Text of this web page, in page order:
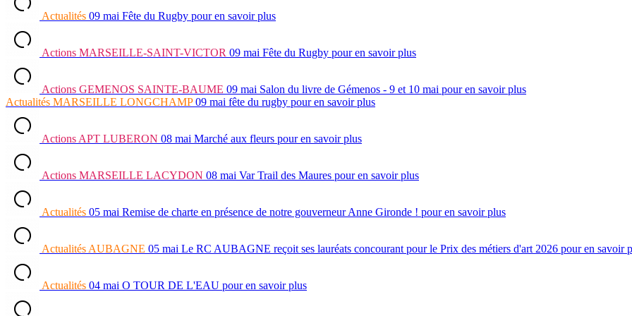
Actualités 09 mai Fête du Rugby pour en savoir plus
Actions MARSEILLE-SAINT-VICTOR 09 mai Fête du Rugby pour en savoir plus
Actions GEMENOS SAINTE-BAUME 09 mai Salon du livre de Gémenos - 9 et 10 mai pour en savoir plus
Actualités MARSEILLE LONGCHAMP 09 mai fête du rugby pour en savoir plus
Actions APT LUBERON 08 mai Marché aux fleurs pour en savoir plus
Actions MARSEILLE LACYDON 08 mai Var Trail des Maures pour en savoir plus
Actualités 05 mai Remise de charte en présence de notre gouverneur Anne Gironde ! pour en savoir plus
Actualités AUBAGNE 05 mai Le RC AUBAGNE reçoit ses lauréats concourant pour le Prix des métiers d'art 2026 pour en savoir
Actualités 04 mai O TOUR DE L'EAU pour en savoir plus